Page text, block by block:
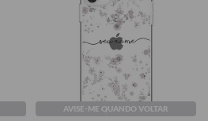
AVISE-ME QUANDO VOLTAR